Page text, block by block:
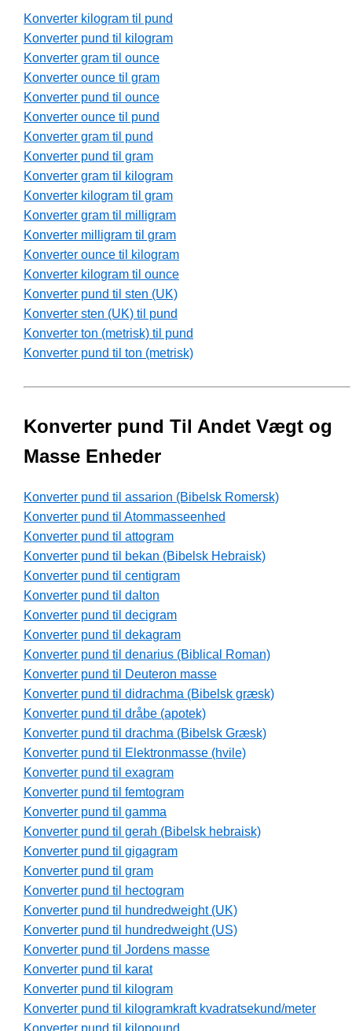
Konverter kilogram til pund
Konverter pund til kilogram
Konverter gram til ounce
Konverter ounce til gram
Konverter pund til ounce
Konverter ounce til pund
Konverter gram til pund
Konverter pund til gram
Konverter gram til kilogram
Konverter kilogram til gram
Konverter gram til milligram
Konverter milligram til gram
Konverter ounce til kilogram
Konverter kilogram til ounce
Konverter pund til sten (UK)
Konverter sten (UK) til pund
Konverter ton (metrisk) til pund
Konverter pund til ton (metrisk)
Konverter pund Til Andet Vægt og
Masse Enheder
Konverter pund til assarion (Bibelsk Romersk)
Konverter pund til Atommasseenhed
Konverter pund til attogram
Konverter pund til bekan (Bibelsk Hebraisk)
Konverter pund til centigram
Konverter pund til dalton
Konverter pund til decigram
Konverter pund til dekagram
Konverter pund til denarius (Biblical Roman)
Konverter pund til Deuteron masse
Konverter pund til didrachma (Bibelsk græsk)
Konverter pund til dråbe (apotek)
Konverter pund til drachma (Bibelsk Græsk)
Konverter pund til Elektronmasse (hvile)
Konverter pund til exagram
Konverter pund til femtogram
Konverter pund til gamma
Konverter pund til gerah (Bibelsk hebraisk)
Konverter pund til gigagram
Konverter pund til gram
Konverter pund til hectogram
Konverter pund til hundredweight (UK)
Konverter pund til hundredweight (US)
Konverter pund til Jordens masse
Konverter pund til karat
Konverter pund til kilogram
Konverter pund til kilogramkraft kvadratsekund/meter